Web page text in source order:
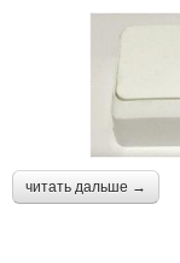
читать дальше →